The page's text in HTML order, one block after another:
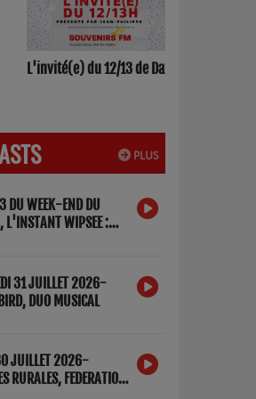
L'invité(e) du 12/13 de Dax
PLUS
DU WEEK-END DU
L'INSTANT WIPSEE :
31 JUILLET 2026-
DUO MUSICAL
JUILLET 2026-
RURALES, FEDERATION